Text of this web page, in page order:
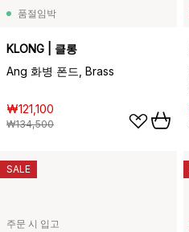
품절임박
KLONG | 클롱
Ang 화병 폰드, Brass
₩121,100
₩134,500
주문 시 입고
SALE